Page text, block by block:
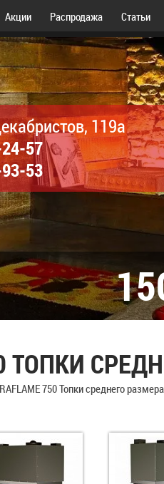
Акции Распродажа Статьи
119а
57
53
ТОПКИ
750 Топки среднего размера